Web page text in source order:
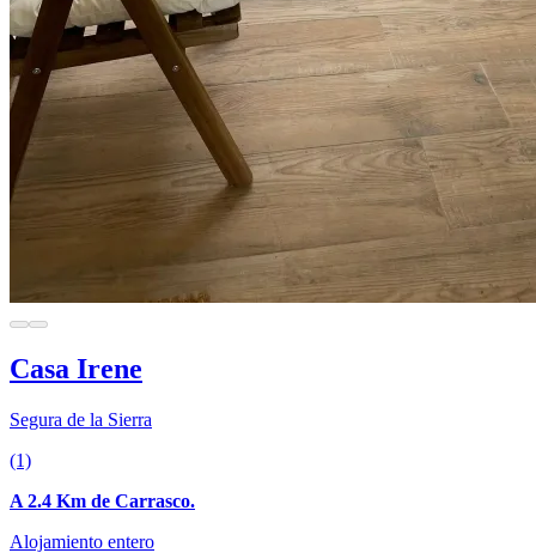
Casa Irene
Segura de la Sierra
(1)
A 2.4 Km de Carrasco.
Alojamiento entero